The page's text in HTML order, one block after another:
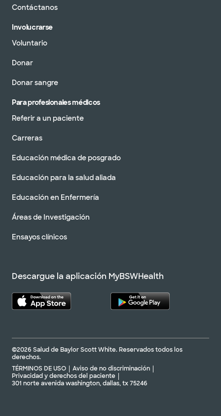
Contáctanos
Involucrarse
Voluntario
Donar
Donar sangre
Para profesionales médicos
Referir a un paciente
Carreras
Educación médica de posgrado
Educación para la salud aliada
Educación en Enfermería
Áreas de Investigación
Ensayos clínicos
Descargue la aplicación MyBSWHealth
©2026 Salud de Baylor Scott White. Reservados todos los
derechos.
TÉRMINOS DE USO
Aviso de no discriminación
Privacidad y derechos del paciente
301 norte avenida washington, dallas, tx 75246